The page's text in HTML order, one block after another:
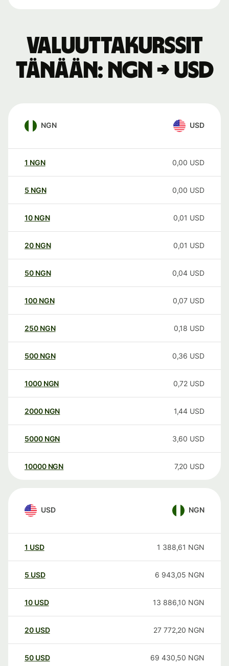
Valuuttakurssit
tänään: NGN → USD
NGN USD
1 NGN 0,00 USD
5 NGN 0,00 USD
10 NGN 0,01 USD
20 NGN 0,01 USD
50 NGN 0,04 USD
100 NGN 0,07 USD
250 NGN 0,18 USD
500 NGN 0,36 USD
1000 NGN 0,72 USD
2000 NGN 1,44 USD
5000 NGN 3,60 USD
10000 NGN 7,20 USD
USD NGN
1 USD 1 388,61 NGN
5 USD 6 943,05 NGN
10 USD 13 886,10 NGN
20 USD 27 772,20 NGN
50 USD 69 430,50 NGN